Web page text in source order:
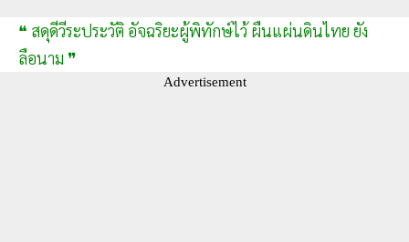
❝ สดุดีวีระประวัติ อัจฉริยะผู้พิทักษ์ไว้ ผืนแผ่นดินไทย ยัง
ลือนาม ❞
Advertisement